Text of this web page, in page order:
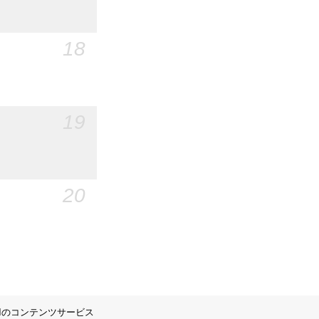
18
20
のコンテンツサービス